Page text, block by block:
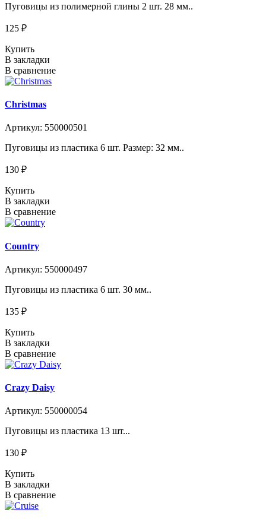
Пуговицы из полимерной глины 2 шт. 28 мм..
125 ₽
Купить
В закладки
В сравнение
Christmas
Артикул: 550000501
Пуговицы из пластика 6 шт. Размер: 32 мм..
130 ₽
Купить
В закладки
В сравнение
Country
Артикул: 550000497
Пуговицы из пластика 6 шт. 30 мм..
135 ₽
Купить
В закладки
В сравнение
Crazy Daisy
Артикул: 550000054
Пуговицы из пластика 13 шт...
130 ₽
Купить
В закладки
В сравнение